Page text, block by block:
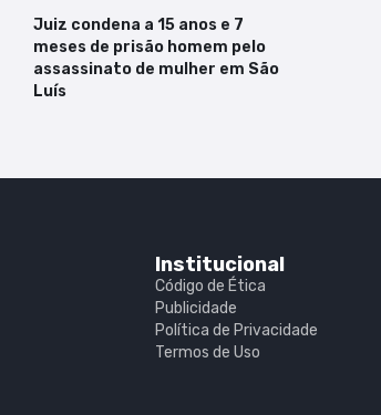
Juiz condena a 15 anos e 7
meses de prisão homem pelo
assassinato de mulher em São
Luís
Institucional
Código de Ética
Publicidade
Política de Privacidade
Termos de Uso